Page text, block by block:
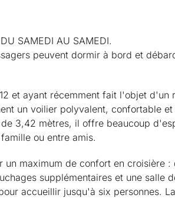
SAMEDI AU SAMEDI.
peuvent dormir à bord et
et ayant récemment fait l'objet
un voilier polyvalent, confortable
3,42 mètres, il offre beaucoup
ou entre amis.
maximum de confort en croisière
supplémentaires et une salle
accueillir jusqu'à six personnes.